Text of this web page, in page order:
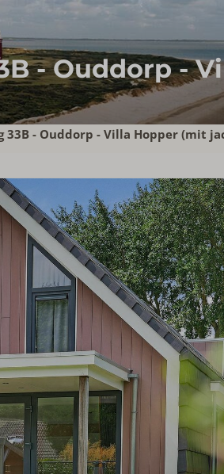
- Ouddorp -
33B - Ouddorp - Villa Hopper (mit